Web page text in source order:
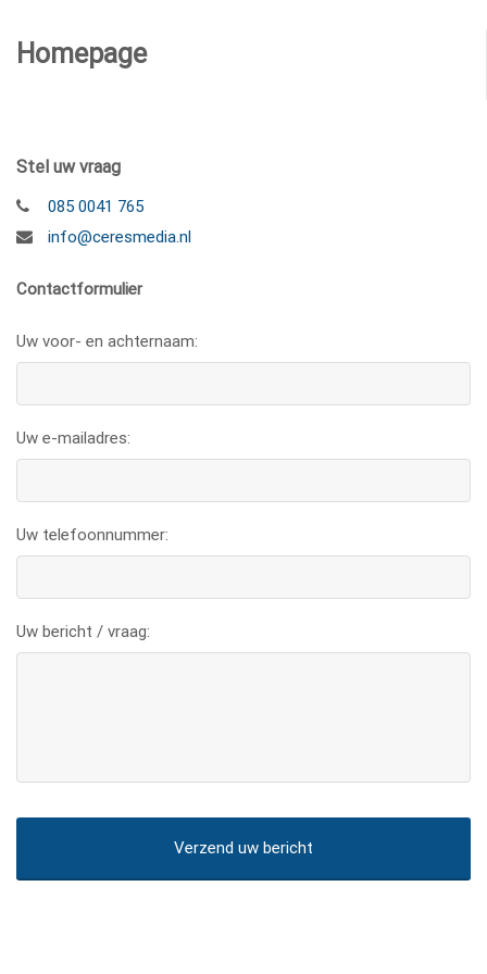
Homepage
Stel uw vraag
085 0041 765
info@ceresmedia.nl
Contactformulier
Uw voor- en achternaam:
Uw e-mailadres:
Uw telefoonnummer:
Uw bericht / vraag: